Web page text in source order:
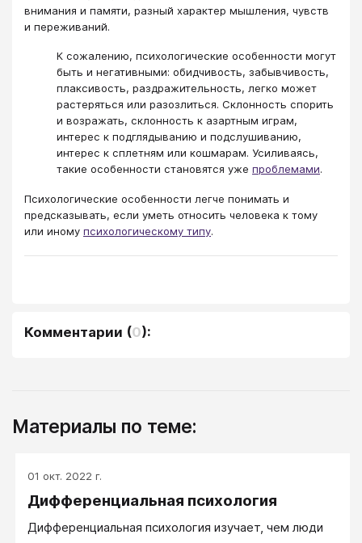
внимания и памяти, разный характер мышления, чувств
и переживаний.
К сожалению, психологические особенности могут
быть и негативными: обидчивость, забывчивость,
плаксивость, раздражительность, легко может
растеряться или разозлиться. Склонность спорить
и возражать, склонность к азартным играм,
интерес к подглядыванию и подслушиванию,
интерес к сплетням или кошмарам. Усиливаясь,
такие особенности становятся уже проблемами.
Психологические особенности легче понимать и
предсказывать, если уметь относить человека к тому
или иному психологическому типу.
Комментарии (0):
Материалы по теме:
01 окт. 2022 г.
Дифференциальная психология
Дифференциальная психология изучает, чем люди